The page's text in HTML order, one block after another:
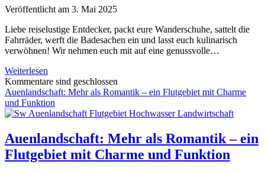
Veröffentlicht am 3. Mai 2025
Liebe reiselustige Entdecker, packt eure Wanderschuhe, sattelt die
Fahrräder, werft die Badesachen ein und lasst euch kulinarisch
verwöhnen! Wir nehmen euch mit auf eine genussvolle…
Weiterlesen
das
Genuss-
Dreieck:
Gastronomie
Geiseltalsee,
Elsteraue
und
Kommentare sind geschlossen
Auenlandschaft: Mehr als Romantik – ein Flutgebiet mit Charme
und Funktion
Auenlandschaft: Mehr als Romantik – ein
Flutgebiet mit Charme und Funktion